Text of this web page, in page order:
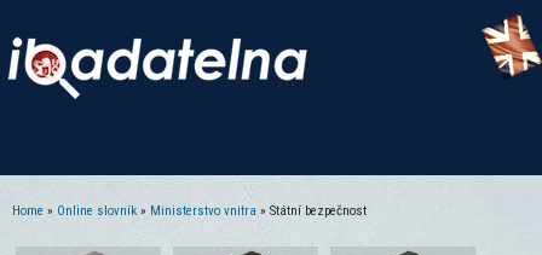
Home » Online slovník » Ministerstvo vnitra » Státní bezpečnost